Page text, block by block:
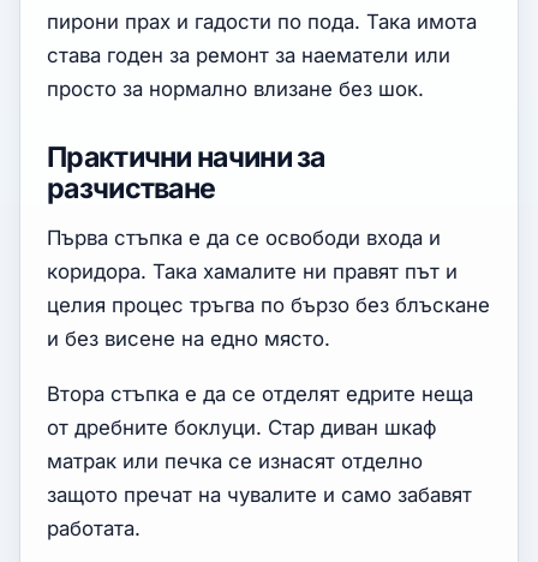
пирони прах и гадости по пода. Така имота
става годен за ремонт за наематели или
просто за нормално влизане без шок.
Практични начини за
разчистване
Първа стъпка е да се освободи входа и
коридора. Така хамалите ни правят път и
целия процес тръгва по бързо без блъскане
и без висене на едно място.
Втора стъпка е да се отделят едрите неща
от дребните боклуци. Стар диван шкаф
матрак или печка се изнасят отделно
защото пречат на чувалите и само забавят
работата.